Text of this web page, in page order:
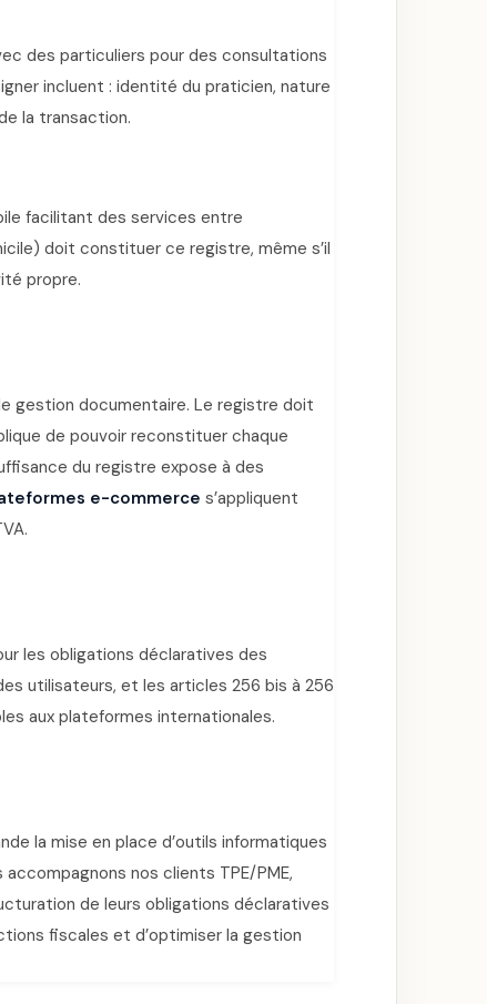
des particuliers pour des consultations
incluent : identité du praticien, nature
la transaction.
facilitant des services entre
doit constituer ce registre, même s’il
propre.
gestion documentaire. Le registre doit
de pouvoir reconstituer chaque
du registre expose à des
e-commerce s’appliquent
les obligations déclaratives des
utilisateurs, et les articles 256 bis à 256
aux plateformes internationales.
la mise en place d’outils informatiques
accompagnons nos clients TPE/PME,
de leurs obligations déclaratives
fiscales et d’optimiser la gestion